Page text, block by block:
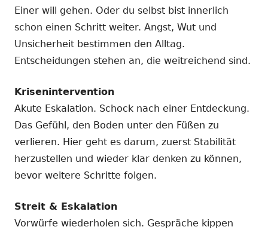
Einer will gehen. Oder du selbst bist innerlich
schon einen Schritt weiter. Angst, Wut und
Unsicherheit bestimmen den Alltag.
Entscheidungen stehen an, die weitreichend sind.
Krisenintervention
Akute Eskalation. Schock nach einer Entdeckung.
Das Gefühl, den Boden unter den Füßen zu
verlieren. Hier geht es darum, zuerst Stabilität
herzustellen und wieder klar denken zu können,
bevor weitere Schritte folgen.
Streit & Eskalation
Vorwürfe wiederholen sich. Gespräche kippen